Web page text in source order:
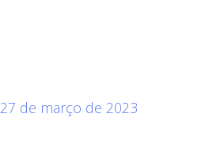
27 de março de 2023